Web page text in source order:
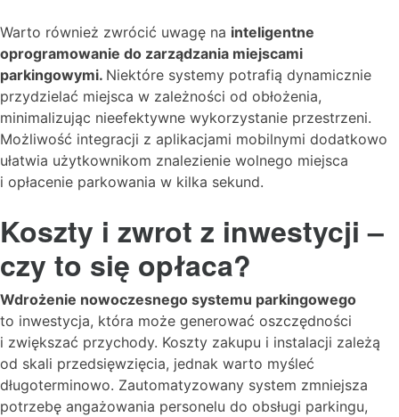
Warto również zwrócić uwagę na inteligentne
oprogramowanie do zarządzania miejscami
parkingowymi. Niektóre systemy potrafią dynamicznie
przydzielać miejsca w zależności od obłożenia,
minimalizując nieefektywne wykorzystanie przestrzeni.
Możliwość integracji z aplikacjami mobilnymi dodatkowo
ułatwia użytkownikom znalezienie wolnego miejsca
i opłacenie parkowania w kilka sekund.
Koszty i zwrot z inwestycji –
czy to się opłaca?
Wdrożenie nowoczesnego systemu parkingowego
to inwestycja, która może generować oszczędności
i zwiększać przychody. Koszty zakupu i instalacji zależą
od skali przedsięwzięcia, jednak warto myśleć
długoterminowo. Zautomatyzowany system zmniejsza
potrzebę angażowania personelu do obsługi parkingu,